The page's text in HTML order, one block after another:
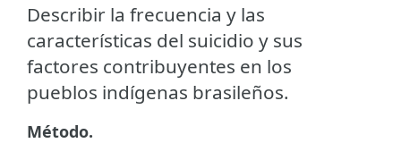
Describir la frecuencia y las
características del suicidio y sus
factores contribuyentes en los
pueblos indígenas brasileños.
Método.